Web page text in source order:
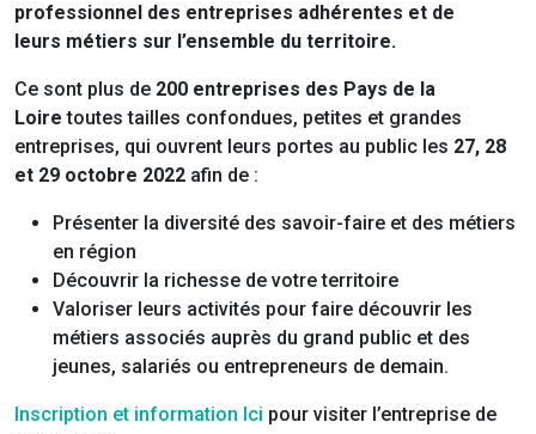
professionnel des entreprises adhérentes et de
leurs métiers sur l’ensemble du territoire.
Ce sont plus de 200 entreprises des Pays de la
Loire toutes tailles confondues, petites et grandes
entreprises, qui ouvrent leurs portes au public les 27, 28
et 29 octobre 2022 afin de :
Présenter la diversité des savoir-faire et des métiers
en région
Découvrir la richesse de votre territoire
Valoriser leurs activités pour faire découvrir les
métiers associés auprès du grand public et des
jeunes, salariés ou entrepreneurs de demain.
Inscription et information Ici pour visiter l’entreprise de